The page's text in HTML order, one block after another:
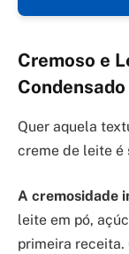
Cremoso e
Quer aquela
creme de leite é
A cremosidade
leite em pó,
primeira receita.